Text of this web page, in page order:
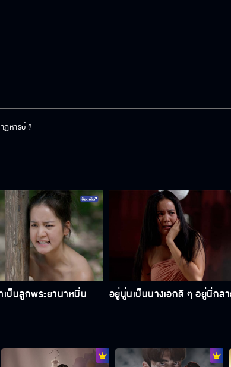
ฏิหาริย์ ?
ป็นลูกพระยานาหมื่น อยู่นู่นเป็นนางเอกดี ๆ อยู่นี่กล